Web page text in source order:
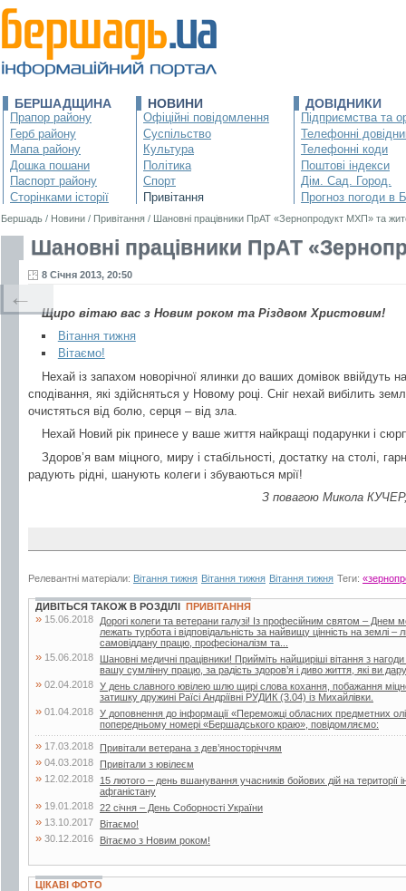
БЕРШАДЩИНА
Прапор району
Герб району
Мапа району
Дошка пошани
Паспорт району
Сторінками історії
НОВИНИ
Офіційні повідомлення
Суспільство
Культура
Політика
Спорт
Привітання
ДОВІДНИКИ
Підприємства та
Телефонні
Телефонні коди
Поштові індекси
Дім. Сад. Город.
Прогноз погоди в
Бершадь / Новини / Привітання / Шановні працівники ПрАТ «Зернопродукт МХП» та
Шановні працівники ПрАТ
8 Січня 2013, 20:50
Щиро вітаю вас з Новим роком та Різдвом Христовим!
Вітання тижня
Вітаємо!
Нехай із запахом новорічної ялинки до ваших домівок ввійдуть
сподівання, які здійсняться у Новому році. Сніг нехай вибілить
очистяться від болю, серця – від зла.
Нехай Новий рік принесе у ваше життя найкращі подарунки і
Здоров’я вам міцного, миру і стабільності, достатку на столі,
радують рідні, шанують колеги і збуваються мрії!
З повагою Микола
Релевантні матеріали: Вітання тижня Вітання тижня Вітання тижня Теги:
←
ДИВІТЬСЯ ТАКОЖ В РОЗДІЛІ ПРИВІТАННЯ
» 15.06.2018
Дорогі колеги та ветерани галузі! Із професійним святом –
лежать турбота і відповідальність за найвищу цінність на землі
самовіддану працю, професіоналізм та...
» 15.06.2018
Шановні медичні працівники! Прийміть найщиріші вітання з
вашу сумлінну працю, за радість здоров’я і диво життя, які ви
» 02.04.2018 У день славного ювілею шлю щирі слова кохання, побажання
затишку дружині Раїсі Андріївні РУДИК (3.04) із Михайлівки.
» 01.04.2018 У доповнення до інформації «Переможці обласних предметних
попередньому номері «Бершадського краю», повідомляємо:
» 17.03.2018 Привітали ветерана з дев’яносторіччям
» 04.03.2018 Привітали з ювілеєм
» 12.02.2018
15 лютого – день вшанування учасників бойових дій на території
афганістану
» 19.01.2018 22 січня – День Соборності України
» 13.10.2017 Вітаємо!
» 30.12.2016 Вітаємо з Новим роком!
ЦІКАВІ ФОТО